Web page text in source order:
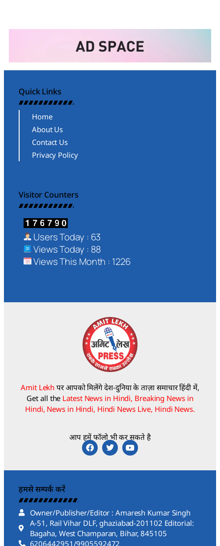
Quick Links
Home
About Us
Contact Us
Privacy Policy
Visitor Counters
Users Today : 63
Views Today : 88
Views This Month : 1226
Amit Lekh पर आपको मिलेंगे देश-दुनिया के ताज़ा समाचार हिंदी में,
Get all the Latest News in Hindi, Breaking News in
Hindi, News in Hindi, Hindi News Live, Hindi News.
आप हमें फॉलो भी कर सकते है
हमसे सम्पर्क करें
Owner/Publisher/Editor : Amaresh Kumar Singh
A-51, Rail Vihar DLF, ghaziabad-201102 Editorial:
Bagaha, West Champaran, Bihar, 845105
6206442951/9905592472